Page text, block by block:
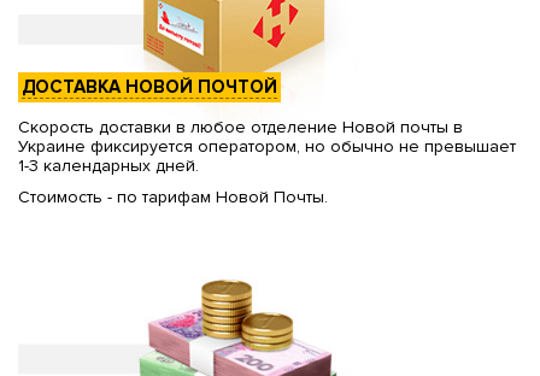
ДОСТАВКА НОВОЙ ПОЧТОЙ
Скорость доставки в любое отделение Новой почты в
Украине фиксируется оператором, но обычно не превышает
1-3 календарных дней.
Стоимость - по тарифам Новой Почты.